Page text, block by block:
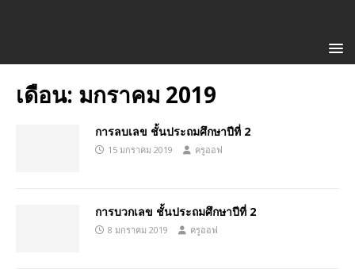
เดือน: มกราคม 2019
การลบเลข ชั้นประถมศึกษาปีที่ 2
15 มกราคม 2019 ครูออฟ
การบวกเลข ชั้นประถมศึกษาปีที่ 2
8 มกราคม 2019 ครูออฟ